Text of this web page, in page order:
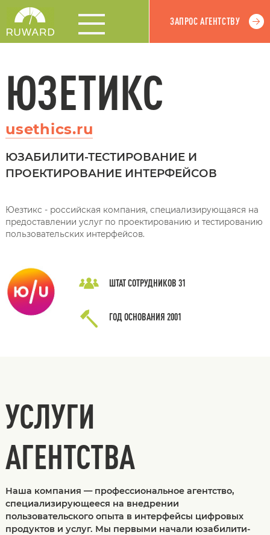
ЗАПРОС АГЕНТСТВУ
ЮЗЕТИКС
usethics.ru
ЮЗАБИЛИТИ-ТЕСТИРОВАНИЕ И
ПРОЕКТИРОВАНИЕ ИНТЕРФЕЙСОВ
Юезтикс - российская компания, специализирующаяся на
предоставлении услуг по проектированию и тестированию
пользовательских интерфейсов.
ШТАТ СОТРУДНИКОВ 31
ГОД ОСНОВАНИЯ 2001
УСЛУГИ
АГЕНТСТВА
Наша компания — профессиональное агентство,
специализирующееся на внедрении
пользовательского опыта в интерфейсы цифровых
продуктов и услуг. Мы первыми начали юзабилити-